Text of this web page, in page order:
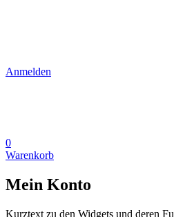
Anmelden
0
Warenkorb
Mein Konto
Kurztext zu den Widgets und deren